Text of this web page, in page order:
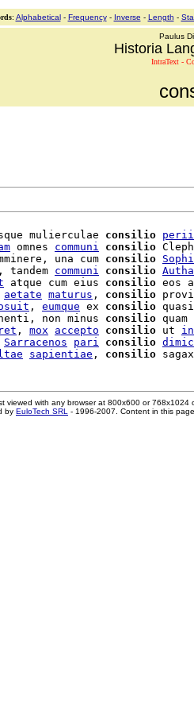
: Alphabetical- Frequency- Inverse - Length -
Paulus
Historia
IntraText -
mulierculae consilio
omnes communi consilio
una cum consilio
, tandem communi consilio
atque cum eius consilio eos
aetate maturus , consilio
, eumque ex consilio
non minus consilio quam
, mox accepto consilio ut in
Sarracenos pari consilio
sapientiae , consilio
viewed with any browser at 800x600 or 768x1024
by EuloTech SRL - 1996-2007. Content in this